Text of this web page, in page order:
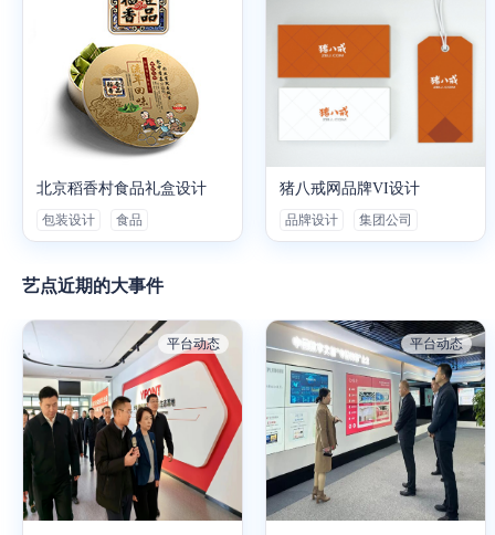
北京稻香村食品礼盒设计
包装设计 食品
猪八戒网品牌VI设计
品牌设计 集团公司
艺点近期的大事件
平台动态 平台动态